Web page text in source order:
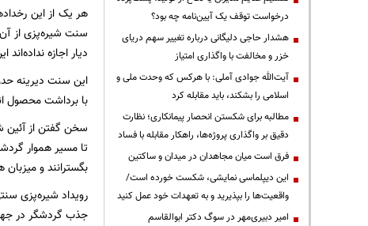
هر یک از این
سنت شیره‌پزی از
دیار اجازه نداده‌اند
این سنت دیرینه
با برداشت محصول
تا مسیر هموار
بگسترانند و
جذب گردشگر در
درخواست توقف یک آیین‌نامه چه بود؟
هشدار حاجی دلیگانی درباره تغییر سهم دریای
خزر و مخالفت با واگذاری امتیاز
آیت‌الله جوادی آملی: با هرکس که وحدت ملی و
اسلامی را بشکند، باید مقابله کرد
مطالبه برای شکستن انحصار پیمانکاری؛ نظارت
دقیق بر واگذاری پروژه‌ها، راهکار مقابله با فساد
فرق است میان مجاهدان در میدان و ساکتین
این دیپلماسی نمایشی، شکست خورده است/
واقعیت‌ها را بپذیرید و به تعهدات خود عمل کنید
امیر دبیری‌مهر در سوگ دکتر ابوالقاسم